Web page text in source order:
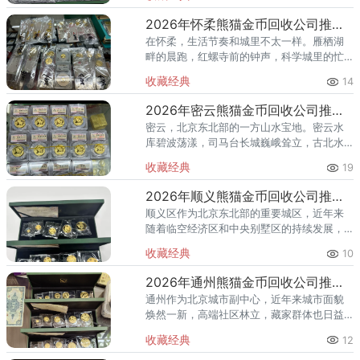
也在悄然壮大。熊猫金币，作为
2026年怀柔熊猫金币回收公司推荐 怀柔哪里回收熊猫金币
在怀柔，生活节奏和城里不太一样。雁栖湖
畔的晨跑，红螺寺前的钟声，科学城里的忙
值。熊猫金币作为兼具投资与收藏属性的热
门品种，在怀柔的藏家圈子里一
收藏经典 14
2026年密云熊猫金币回收公司推荐 密云回收熊猫金币正规渠道
密云，北京东北部的一方山水宝地。密云水
库碧波荡漾，司马台长城巍峨耸立，古北水
的土地上，越来越多的人开始关注钱币收
藏，熊猫金币凭借其国家法定货币
收藏经典 19
2026年顺义熊猫金币回收公司推荐 顺义回收熊猫金币渠道
顺义区作为北京东北部的重要城区，近年来
随着临空经济区和中央别墅区的持续发展，
量也在稳步增长。然而，不少顺义藏家在考
虑出手熊猫金币时，总会遇到一
收藏经典 10
2026年通州熊猫金币回收公司推荐 通州出手熊猫金币藏家该选哪家？
通州作为北京城市副中心，近年来城市面貌
焕然一新，高端社区林立，藏家群体也日益
爱琴海购物公园，从行政办公区到运河商务
收藏经典 12